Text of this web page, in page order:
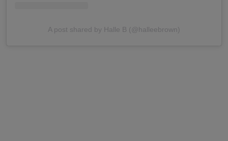
A post shared by Halle B (@halleebrown)